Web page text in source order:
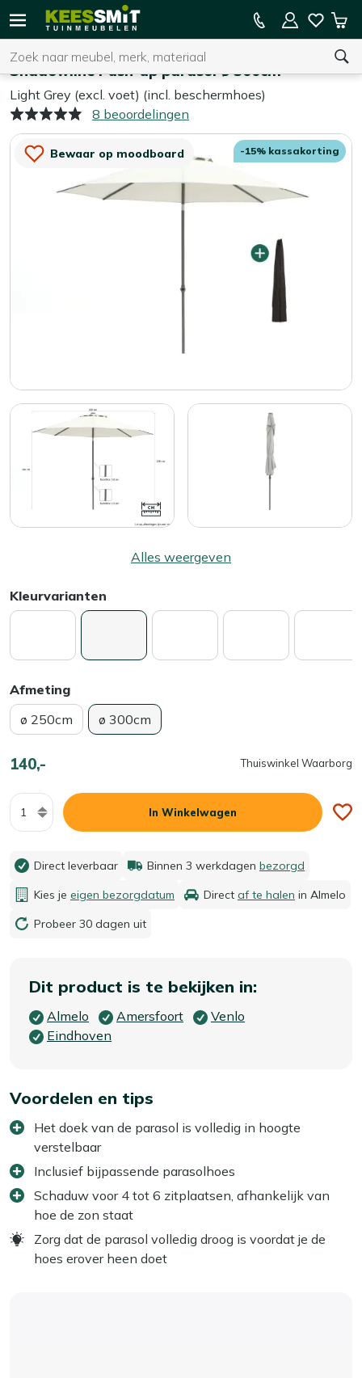
Kees
Tuinmeubelen
Zoeken
U heeft geen product(en) in uw winkelwagen.
15% kassakorting op de hele collectie
Shadowline Push-up parasol ø 300cm
Light Grey (excl. voet) (incl. beschermhoes)
8 beoordelingen
Bewaar op moodboard -15% kassakorting
Alles weergeven
Kleurvarianten
Afmeting
ø 250cm
ø 300cm
140,- Thuiswinkel Waarborg
Aantal
In Winkelwagen
Direct leverbaar Binnen 3 werkdagen bezorgd
Kies je eigen bezorgdatum Direct af te halen in Almelo
Probeer 30 dagen uit
Dit product is te bekijken in:
Almelo Amersfoort
Venlo
Eindhoven
Voordelen en tips
Het doek van de parasol is volledig in hoogte
verstelbaar
Inclusief bijpassende parasolhoes
Schaduw voor 4 tot 6 zitplaatsen, afhankelijk van
hoe de zon staat
Zorg dat de parasol volledig droog is voordat je de
hoes erover heen doet